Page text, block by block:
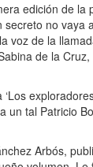
edición de
no
voz de la
de la
un tal Patricio
Arbós,